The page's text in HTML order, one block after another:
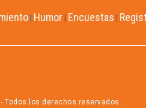
Humor Encuestas
Todos los derechos reservados